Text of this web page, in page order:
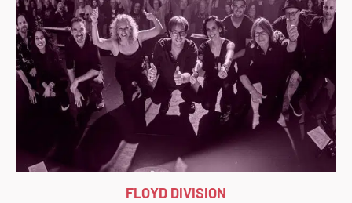
FLOYD DIVISION